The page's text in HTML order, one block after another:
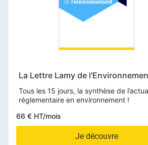
La Lettre Lamy de
Tous les 15 jours, la synthèse de
réglementaire en environnement !
66 € HT/mois
Je découvre